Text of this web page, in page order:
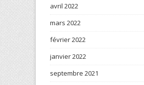
avril 2022
mars 2022
février 2022
janvier 2022
septembre 2021